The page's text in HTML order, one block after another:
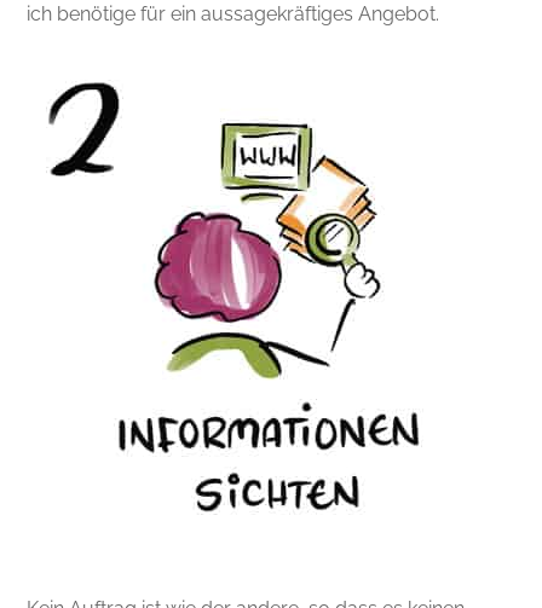
ich benötige für ein aussagekräftiges Angebot.